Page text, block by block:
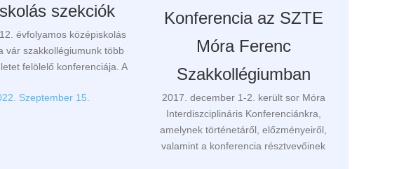
szekciók
évfolyamos középiskolás
vár szakkollégiumunk több
felölelő konferenciája. A
Szeptember 15.
Konferencia az SZTE
Móra Ferenc
Szakkollégiumban
2017. december 1-2. került sor Móra
Interdiszciplináris Konferenciánkra,
amelynek történetáről, előzményeiről,
valamint a konferencia résztvevőinek